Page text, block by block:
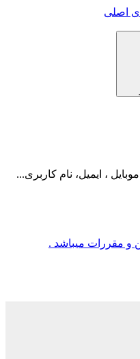
اصلی
، ایمیل، نام کاربری...
و مقررات میباشد .